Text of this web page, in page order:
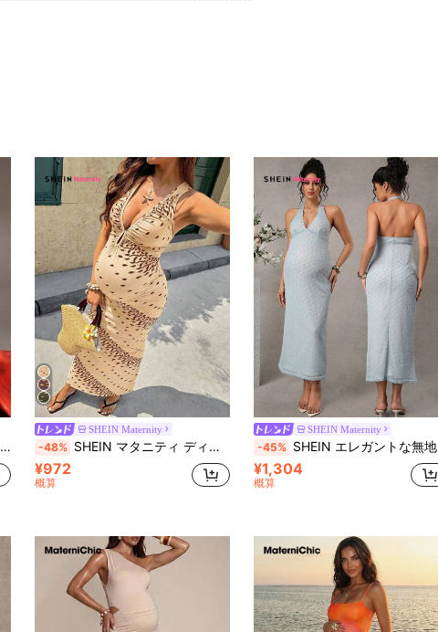
SHEIN Maternity
-48% SHEIN マタニティ ディープVネック カットアウトデザイン プリントワンピース
¥972
概算
SHEIN Maternity
-45% SHEIN エレガントな無地テクスチャー バックレス ホルターネック マタニティドレス 夏用
¥1,304
概算